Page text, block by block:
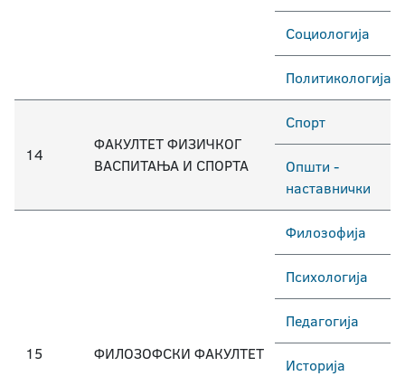
Социологија
Политикологија
14
ФАКУЛТЕТ ФИЗИЧКОГ
ВАСПИТАЊА И СПОРТА
Спорт
Општи -
наставнички
15 ФИЛОЗОФСКИ ФАКУЛТЕТ
Филозофија
Психологија
Педагогија
Историја